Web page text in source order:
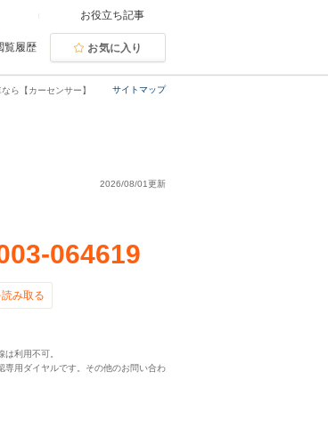
お役立ち記事
覧履歴 お気に入り
サイトマップ
ら【カーセンサー】
2026/08/01更新
064619
み取る
利用不可。
用ダイヤルです。その他のお問い合わ